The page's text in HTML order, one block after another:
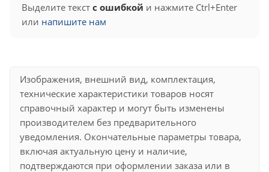
Выделите текст с ошибкой и нажмите Ctrl+Enter
или напишите нам
Изображения, внешний вид, комплектация,
технические характеристики товаров носят
справочный характер и могут быть изменены
производителем без предварительного
уведомления. Окончательные параметры товара,
включая актуальную цену и наличие,
подтверждаются при оформлении заказа или в